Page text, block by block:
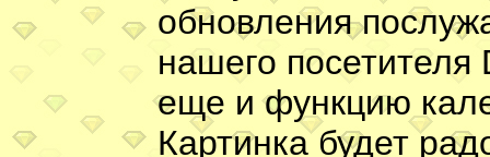
обновления
нашего
еще и функцию
Картинка будет